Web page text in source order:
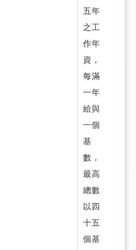
五年
之工
作年
資，
每滿
一年
給與
一個
基
數，
最高
總數
以四
十五
個基